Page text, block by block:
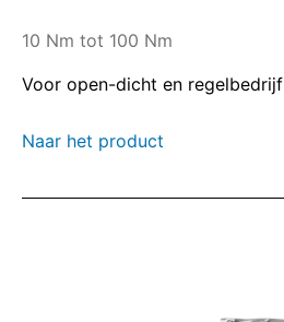
10 Nm tot 100 Nm
Voor open-dicht en regelbedrijf
Naar het product